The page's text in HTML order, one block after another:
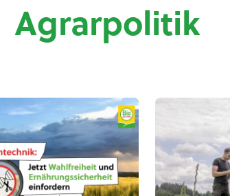
Agrarpolitik